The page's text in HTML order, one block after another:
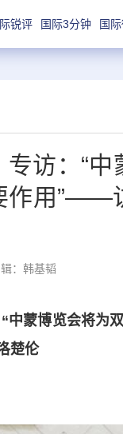
锐评 国际3分钟 国
访：“
作用”——
：韩基韬
“中蒙博览会将为
楚伦